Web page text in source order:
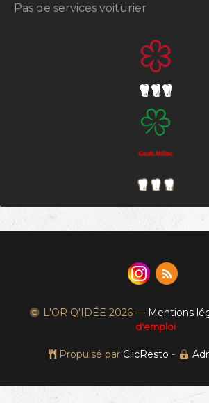
Pas de services voiturier
L'OR Q'IDÉE 2026 — Mentions
d'emploi
Propulsé par ClicResto -